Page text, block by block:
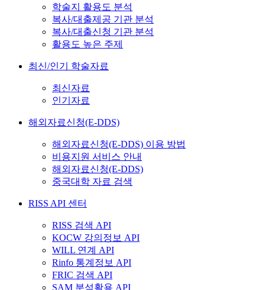
학술지 활용도 분석
복사/대출제공 기관 분석
복사/대출신청 기관 분석
활용도 높은 주제
최신/인기 학술자료
최신자료
인기자료
해외자료신청(E-DDS)
해외자료신청(E-DDS) 이용 방법
비용지원 서비스 안내
해외자료신청(E-DDS)
중국대학 자료 검색
RISS API 센터
RISS 검색 API
KOCW 강의정보 API
WILL 연계 API
Rinfo 통계정보 API
FRIC 검색 API
SAM 분석활용 API